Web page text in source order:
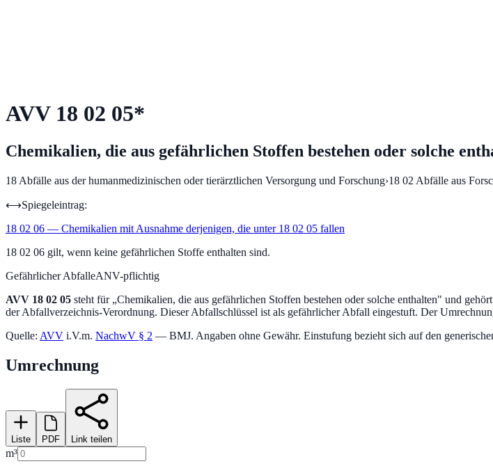
AVV 18 02 05*
Chemikalien, die aus gefährlichen Stoffen bestehen oder solche
18 Abfälle aus der humanmedizinischen oder tierärztlichen Versorgung und Forschung›18 02 Abfälle aus
⟷Spiegeleintrag:
18 02 06 — Chemikalien mit Ausnahme derjenigen, die unter 18 02 05 fallen
18 02 06 gilt, wenn keine gefährlichen Stoffe enthalten sind.
Gefährlicher AbfalleANV-pflichtig
AVV 18 02 05 steht für „Chemikalien, die aus gefährlichen Stoffen bestehen oder solche enthalten" und
der Abfallverzeichnis-Verordnung. Dieser Abfallschlüssel ist als gefährlicher Abfall eingestuft. Der
Quelle: AVV i.V.m. NachwV § 2 — BMJ. Angaben ohne Gewähr. Einstufung bezieht sich auf den
Umrechnung
Liste PDF Link teilen
m³